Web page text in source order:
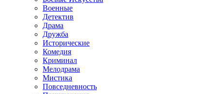
Военные
Детектив
Драма
Дружба
Исторические
Комедия
Криминал
Мелодрама
Мистика
Повседневность